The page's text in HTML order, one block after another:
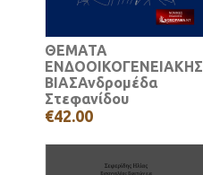
ΘΕΜΑΤΑ
ΕΝΔΟΟΙΚΟΓΕΝΕΙΑΚΗΣ
ΒΙΑΣΑνδρομέδα
Στεφανίδου
€42.00